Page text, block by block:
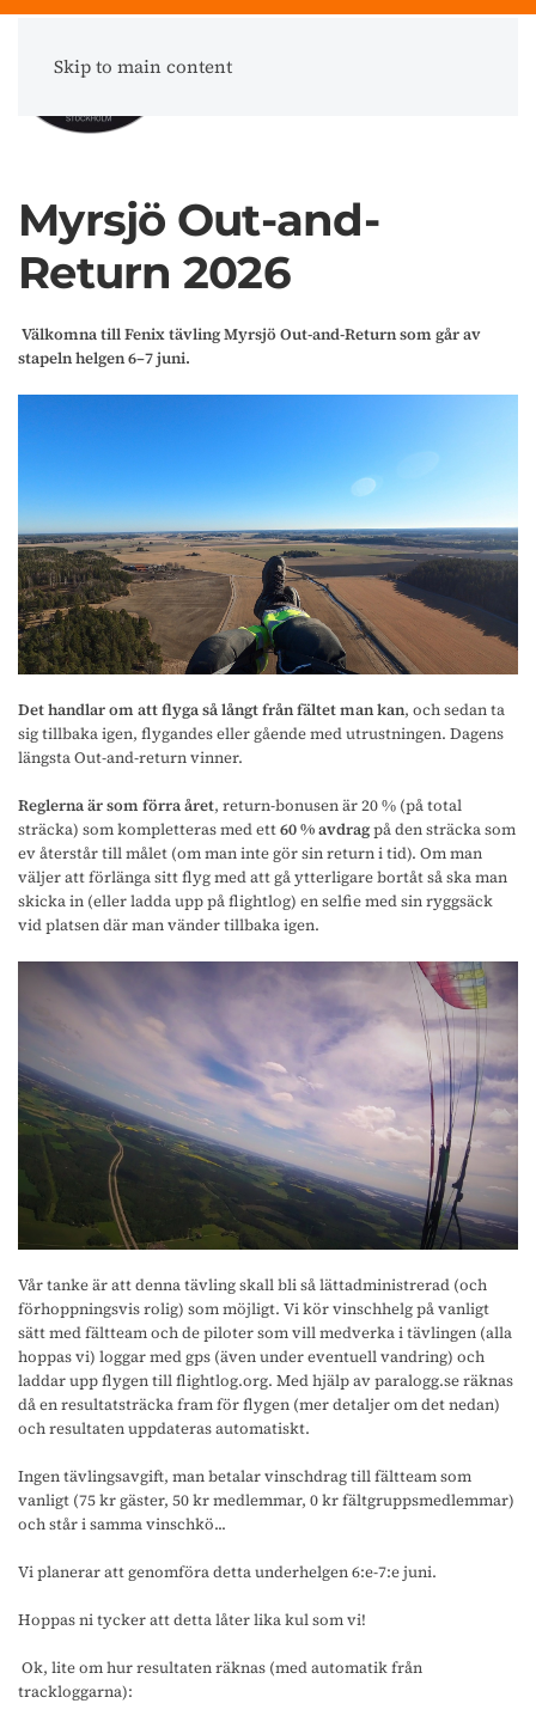
Skip to main content
Myrsjö Out-and-
Return 2026
Välkomna till Fenix tävling Myrsjö Out-and-Return som går av
stapeln helgen6–7 juni.
Det handlar om att flyga så långt från fältet man kan, och sedan ta
sig tillbaka igen, flygandes eller gående med utrustningen. Dagens
längsta Out-and-return vinner.
Reglerna är som förra året, return-bonusen är 20 % (på total
sträcka) som kompletteras med ett60 % avdragpå den sträcka som
ev återstår till målet (om man inte gör sin return i tid). Om man
väljer att förlänga sitt flyg med att gå ytterligare bortåt så ska man
skicka in (eller ladda upp på flightlog) en selfie med sin ryggsäck
vid platsen där man vänder tillbaka igen.
Vår tanke är att denna tävling skall bli så lättadministrerad (och
förhoppningsvis rolig) som möjligt. Vi kör vinschhelg på vanligt
sätt med fältteam och de piloter som vill medverka i tävlingen (alla
hoppas vi) loggar med gps (även under eventuell vandring) och
laddar upp flygen till flightlog.org. Med hjälp av paralogg.se räknas
då en resultatsträcka fram för flygen (mer detaljer om det nedan)
och resultaten uppdateras automatiskt.
Ingen tävlingsavgift, man betalar vinschdrag till fältteam som
vanligt (75 kr gäster, 50 kr medlemmar, 0 kr fältgruppsmedlemmar)
och står i samma vinschkö...
Vi planerar att genomföra detta underhelgen 6:e-7:e juni.
Hoppas ni tycker att detta låter lika kul som vi!
Ok, lite om hur resultaten räknas (med automatik från
trackloggarna):